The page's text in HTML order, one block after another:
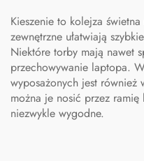
Kieszenie to kolejza
zewnętrzne ułatwiają
Niektóre torby mają nawet
przechowywanie laptopa.
wyposażonych jest
można je nosić przez
niezwykle wygodne.